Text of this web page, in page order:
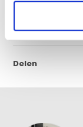
Reviews
Delen